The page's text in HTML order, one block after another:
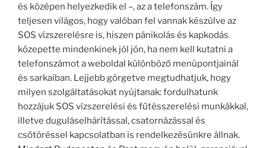
és középen helyezkedik el –, az a telefonszám. Így
teljesen világos, hogy valóban fel vannak készülve az
SOS vízszerelésre is, hiszen pánikolás és kapkodás
közepette mindenkinek jól jön, ha nem kell kutatni a
telefonszámot a weboldal különböző menüpontjainál
és sarkaiban. Lejjebb görgetve megtudhatjuk, hogy
milyen szolgáltatásokat nyújtanak: fordulhatunk
hozzájuk SOS vízszerelési és fűtésszerelési munkákkal,
illetve duguláselhárítással, csatornázással és
csőtöréssel kapcsolatban is rendelkezésünkre állnak.